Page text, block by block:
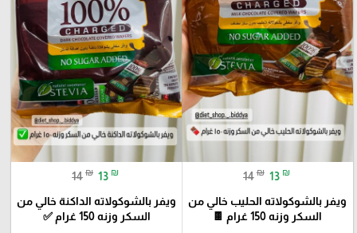
14 ₪ 13 ₪
ويفر بالشوكولاته الحليب خالي من
السكر وزنه 150 غرام 🍫
14 ₪ 13 ₪
ويفر بالشوكولاته الداكنة خالي من
السكر وزنه 150 غرام ✅